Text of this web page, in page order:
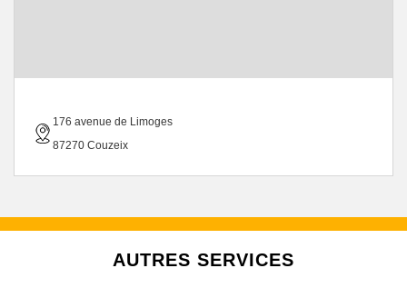
176 avenue de Limoges
87270 Couzeix
AUTRES SERVICES